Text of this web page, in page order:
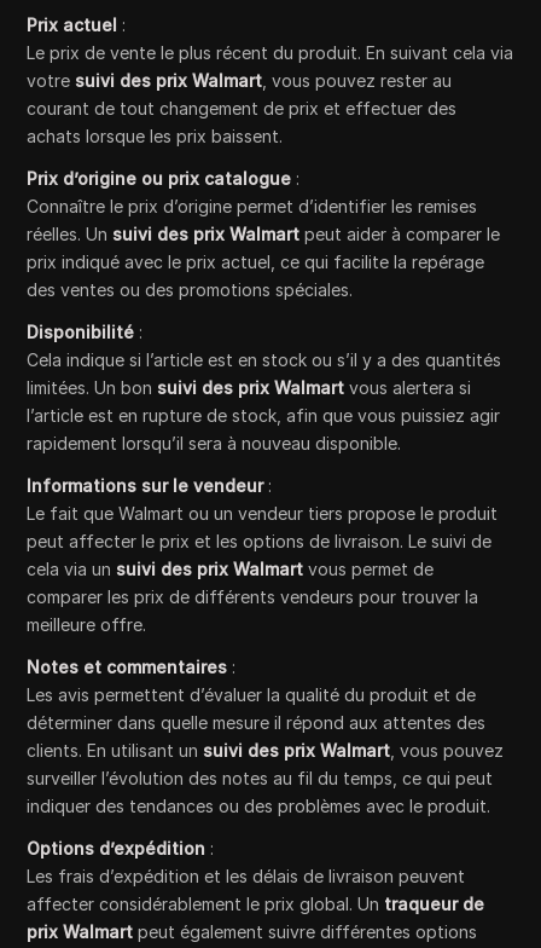
Prix actuel :
Le prix de vente le plus récent du produit. En suivant cela via
votre suivi des prix Walmart , vous pouvez rester au
courant de tout changement de prix et effectuer des
achats lorsque les prix baissent.
Prix d’origine ou prix catalogue :
Connaître le prix d’origine permet d’identifier les remises
réelles. Un suivi des prix Walmart peut aider à comparer le
prix indiqué avec le prix actuel, ce qui facilite la repérage
des ventes ou des promotions spéciales.
Disponibilité :
Cela indique si l’article est en stock ou s’il y a des quantités
limitées. Un bon suivi des prix Walmart vous alertera si
l’article est en rupture de stock, afin que vous puissiez agir
rapidement lorsqu’il sera à nouveau disponible.
Informations sur le vendeur:
Le fait que Walmart ou un vendeur tiers propose le produit
peut affecter le prix et les options de livraison. Le suivi de
cela via un suivi des prix Walmart vous permet de
comparer les prix de différents vendeurs pour trouver la
meilleure offre.
Notes et commentaires :
Les avis permettent d’évaluer la qualité du produit et de
déterminer dans quelle mesure il répond aux attentes des
clients. En utilisant un suivi des prix Walmart , vous pouvez
surveiller l’évolution des notes au fil du temps, ce qui peut
indiquer des tendances ou des problèmes avec le produit.
Options d’expédition :
Les frais d’expédition et les délais de livraison peuvent
affecter considérablement le prix global. Un traqueur de
prix Walmart peut également suivre différentes options